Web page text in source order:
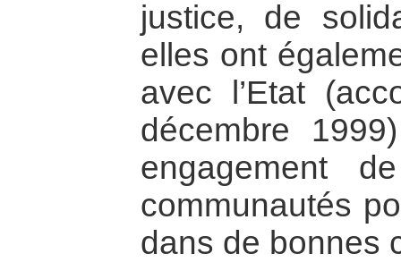
justice, de
elles ont
avec l’Etat
décembre
engagement
communautés
dans de bonnes